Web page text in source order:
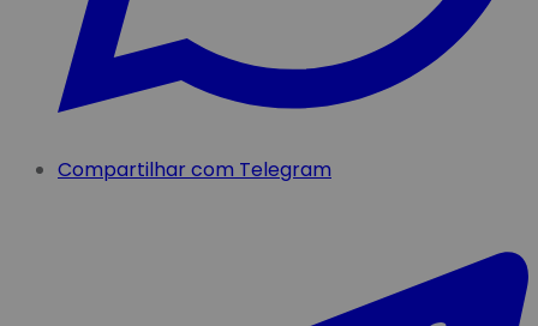
Compartilhar com Telegram